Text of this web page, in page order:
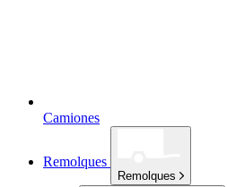
Camiones
Remolques
Remolques